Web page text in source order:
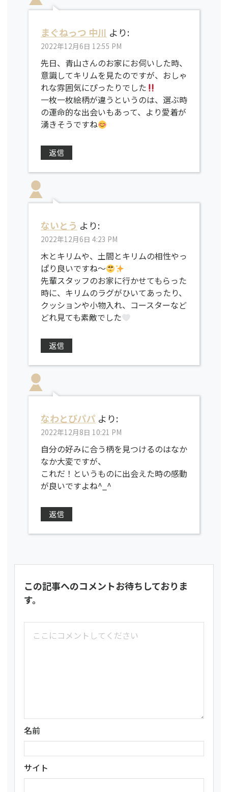
まぐねっつ 中川 より:
2022年12月6日 12:55 PM
先日、青山さんのお家にお伺いした時、
意識してキリムを見たのですが、おしゃ
れな雰囲気にぴったりでした
一枚一枚絵柄が違うというのは、選ぶ時
の運命的な出会いもあって、より愛着が
湧きそうですね
返信
ないとう より:
2022年12月6日 4:23 PM
木とキリムや、土間とキリムの相性やっ
ぱり良いですね〜
先輩スタッフのお家に行かせてもらった
時に、キリムのラグがひいてあったり、
クッションや小物入れ、コースターなど
どれ見ても素敵でした
返信
なわとびパパ より:
2022年12月8日 10:21 PM
自分の好みに合う柄を見つけるのはなか
なか大変ですが、
これだ！というものに出会えた時の感動
が良いですよね^_^
返信
この記事へのコメントお待ちしておりま
す。
名前
サイト